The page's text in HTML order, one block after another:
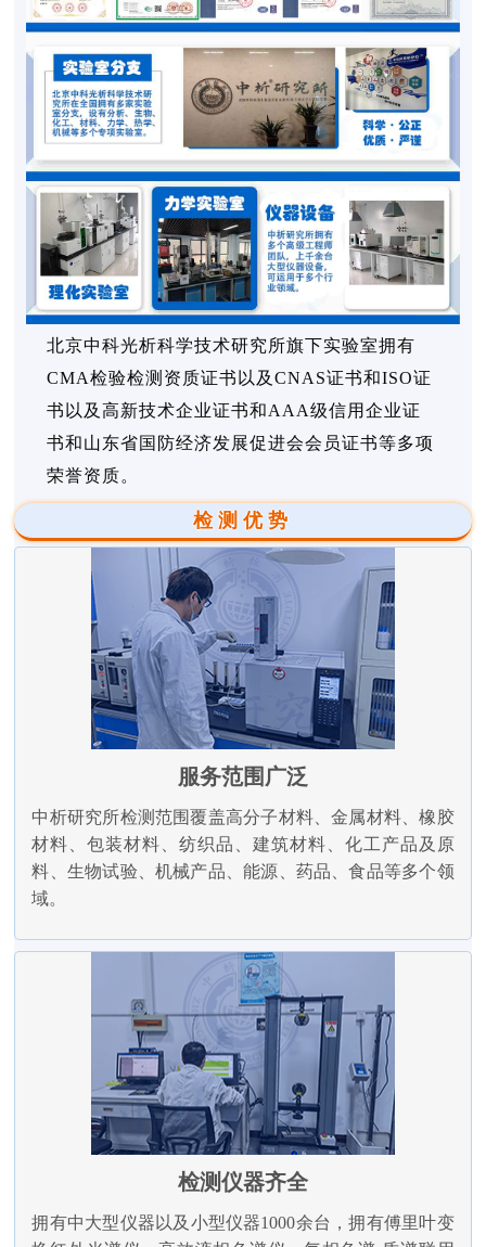
北京中科光析科学技术研究所旗下实验室拥有
CMA检验检测资质证书以及CNAS证书和ISO证
书以及高新技术企业证书和AAA级信用企业证
书和山东省国防经济发展促进会会员证书等多项
荣誉资质。
检测优势
服务范围广泛
中析研究所检测范围覆盖高分子材料、金属材料、橡胶
材料、包装材料、纺织品、建筑材料、化工产品及原
料、生物试验、机械产品、能源、药品、食品等多个领
域。
检测仪器齐全
拥有中大型仪器以及小型仪器1000余台，拥有傅里叶变